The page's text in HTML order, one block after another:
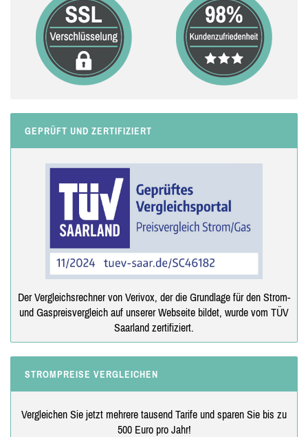
GEPRÜFT UND ZERTIFIZIERT
Der Vergleichsrechner von Verivox, der die Grundlage für den Strom-
und Gaspreisvergleich auf unserer Webseite bildet, wurde vom TÜV
Saarland zertifiziert.
STROMPREISE VERGLEICHEN
Vergleichen Sie jetzt mehrere tausend Tarife und sparen Sie bis zu
500 Euro pro Jahr!